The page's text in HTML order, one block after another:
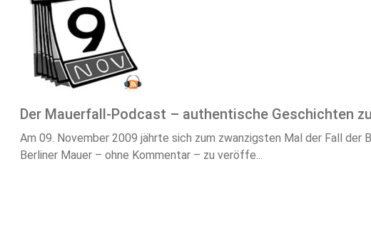
Der Mauerfall-Podcast – authentische Geschichten
Am 09. November 2009 jährte sich zum zwanzigsten Mal der Fall der
Berliner Mauer – ohne Kommentar – zu veröffe...